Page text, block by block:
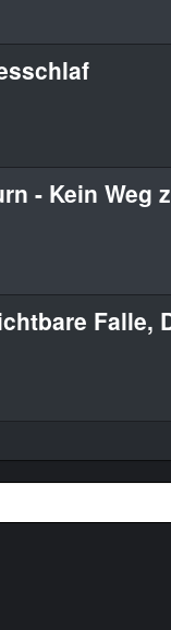
- Kein Weg
Falle,